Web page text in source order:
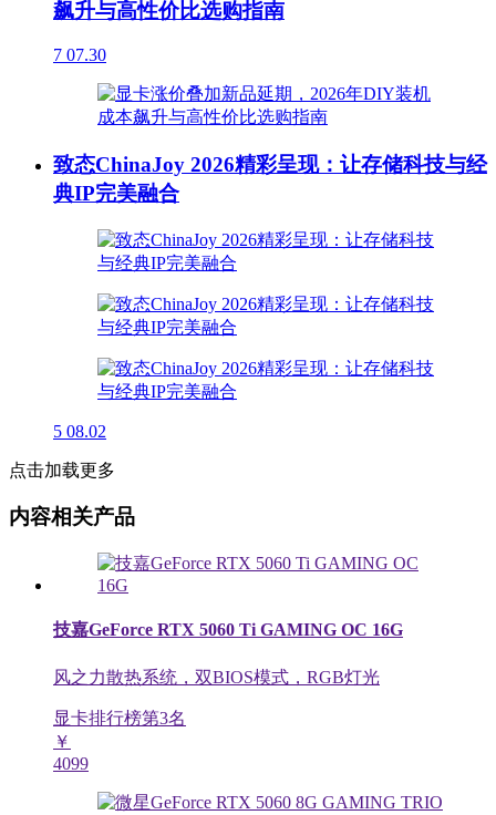
飙升与高性价比选购指南
7 07.30
致态ChinaJoy 2026精彩呈现：让存储科技与经
典IP完美融合
5 08.02
点击加载更多
内容相关产品
技嘉GeForce RTX 5060 Ti GAMING OC 16G
风之力散热系统，双BIOS模式，RGB灯光
显卡排行榜第3名
￥
4099